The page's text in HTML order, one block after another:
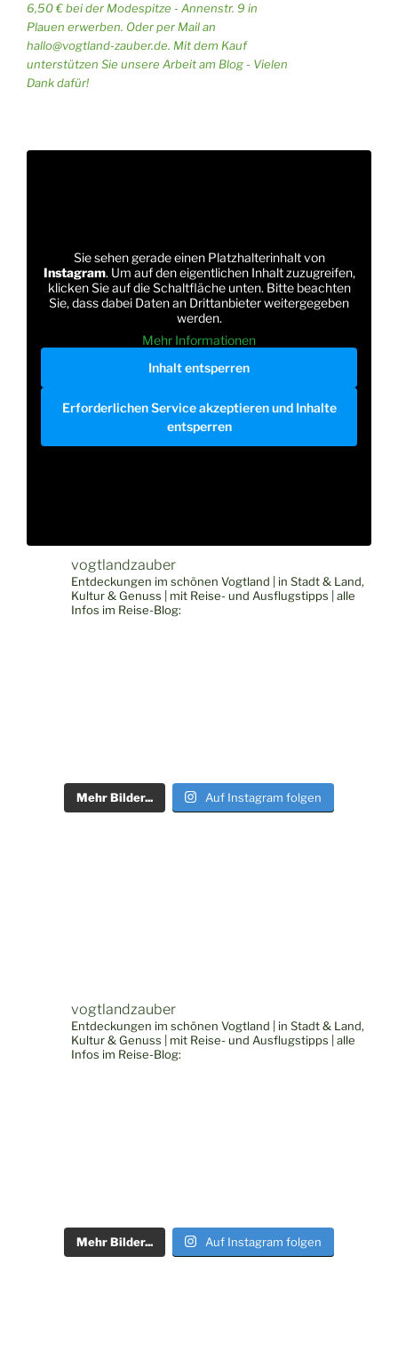
6,50 € bei der Modespitze - Annenstr. 9 in
Plauen erwerben. Oder per Mail an
hallo@vogtland-zauber.de. Mit dem Kauf
unterstützen Sie unsere Arbeit am Blog - Vielen
Dank dafür!
Sie sehen gerade einen Platzhalterinhalt von
Instagram. Um auf den eigentlichen Inhalt zuzugreifen,
klicken Sie auf die Schaltfläche unten. Bitte beachten
Sie, dass dabei Daten an Drittanbieter weitergegeben
werden.
Mehr Informationen
Inhalt entsperren
Erforderlichen Service akzeptieren und Inhalte
entsperren
vogtlandzauber
Entdeckungen im schönen Vogtland | in Stadt & Land,
Kultur & Genuss | mit Reise- und Ausflugstipps | alle
Infos im Reise-Blog:
Mehr Bilder... Auf Instagram folgen
vogtlandzauber
Entdeckungen im schönen Vogtland | in Stadt & Land,
Kultur & Genuss | mit Reise- und Ausflugstipps | alle
Infos im Reise-Blog:
Mehr Bilder... Auf Instagram folgen